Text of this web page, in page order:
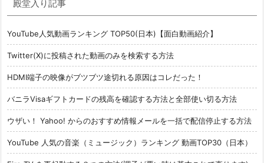
殿堂入り記事
YouTube人気動画ランキング TOP50(日本)【面白動画紹介】
Twitter(X)に投稿された動画のみを検索する方法
HDMI端子の映像がブツブツ途切れる原因はコレだった！
バニラVisaギフトカードの残高を確認する方法と全部使い切る方法
ウザい！ Yahoo! からのおすすめ情報メールを一括で配信停止する方法
YouTube 人気の音楽（ミュージック）ランキング 動画TOP30（日本）